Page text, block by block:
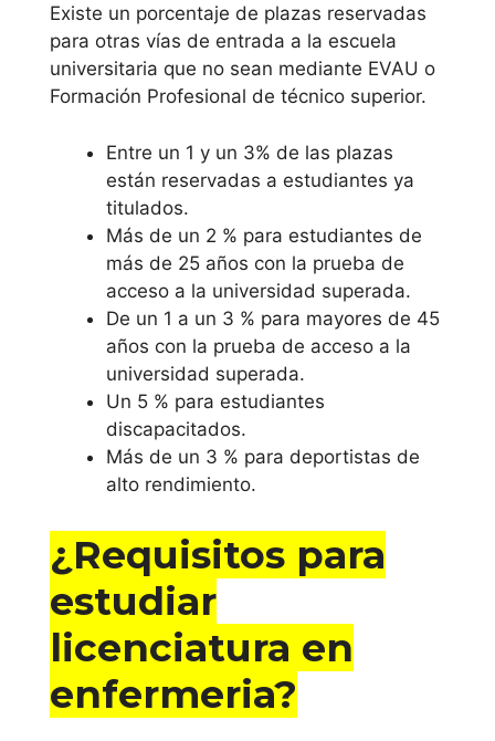
Uned
Alternativa
de
licenciatur
a en
enfermeria
emagister
Cursos CCC
Existe un porcentaje de plazas reservadas
para otras vías de entrada a la escuela
universitaria que no sean mediante EVAU o
Formación Profesional de técnico superior.
Entre un 1 y un 3% de las plazas
están reservadas a estudiantes ya
titulados.
Más de un 2 % para estudiantes de
más de 25 años con la prueba de
acceso a la universidad superada.
De un 1 a un 3 % para mayores de 45
años con la prueba de acceso a la
universidad superada.
Un 5 % para estudiantes
discapacitados.
Más de un 3 % para deportistas de
alto rendimiento.
¿Requisitos para
estudiar
licenciatura en
enfermeria?